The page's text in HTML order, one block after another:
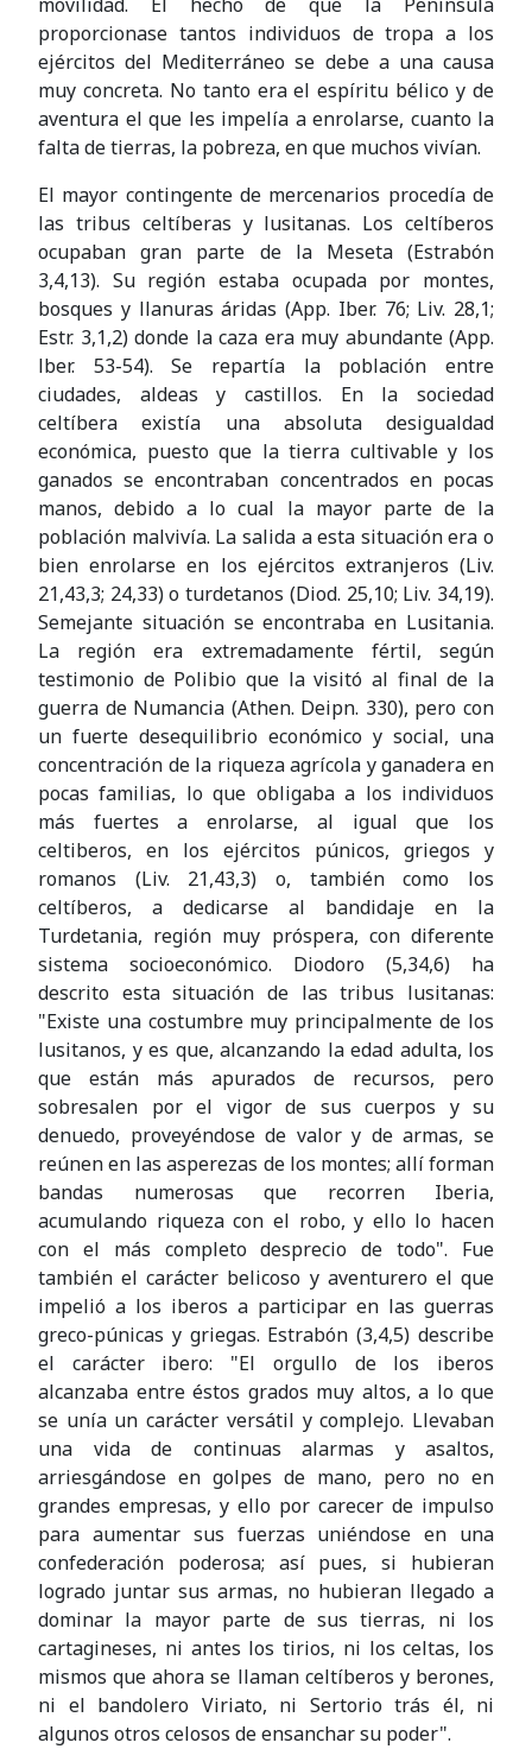
proporcionase tantos individuos de tropa a los
ejércitos del Mediterráneo se debe a una causa
muy concreta. No tanto era el espíritu bélico y de
aventura el que les impelía a enrolarse, cuanto la
falta de tierras, la pobreza, en que muchos vivían.
El mayor contingente de mercenarios procedía de
las tribus celtíberas y lusitanas. Los celtíberos
ocupaban gran parte de la Meseta (Estrabón
3,4,13). Su región estaba ocupada por montes,
bosques y llanuras áridas (App. Iber. 76; Liv. 28,1;
Estr. 3,1,2) donde la caza era muy abundante (App.
lber. 53-54). Se repartía la población entre
ciudades, aldeas y castillos. En la sociedad
celtíbera existía una absoluta desigualdad
económica, puesto que la tierra cultivable y los
ganados se encontraban concentrados en pocas
manos, debido a lo cual la mayor parte de la
población malvivía. La salida a esta situación era o
bien enrolarse en los ejércitos extranjeros (Liv.
21,43,3; 24,33) o turdetanos (Diod. 25,10; Liv. 34,19).
Semejante situación se encontraba en Lusitania.
La región era extremadamente fértil, según
testimonio de Polibio que la visitó al final de la
guerra de Numancia (Athen. Deipn. 330), pero con
un fuerte desequilibrio económico y social, una
concentración de la riqueza agrícola y ganadera en
pocas familias, lo que obligaba a los individuos
más fuertes a enrolarse, al igual que los
celtiberos, en los ejércitos púnicos, griegos y
romanos (Liv. 21,43,3) o, también como los
celtíberos, a dedicarse al bandidaje en la
Turdetania, región muy próspera, con diferente
sistema socioeconómico. Diodoro (5,34,6) ha
descrito esta situación de las tribus lusitanas:
"Existe una costumbre muy principalmente de los
lusitanos, y es que, alcanzando la edad adulta, los
que están más apurados de recursos, pero
sobresalen por el vigor de sus cuerpos y su
denuedo, proveyéndose de valor y de armas, se
reúnen en las asperezas de los montes; allí forman
bandas numerosas que recorren Iberia,
acumulando riqueza con el robo, y ello lo hacen
con el más completo desprecio de todo". Fue
también el carácter belicoso y aventurero el que
impelió a los iberos a participar en las guerras
greco-púnicas y griegas. Estrabón (3,4,5) describe
el carácter ibero: "El orgullo de los iberos
alcanzaba entre éstos grados muy altos, a lo que
se unía un carácter versátil y complejo. Llevaban
una vida de continuas alarmas y asaltos,
arriesgándose en golpes de mano, pero no en
grandes empresas, y ello por carecer de impulso
para aumentar sus fuerzas uniéndose en una
confederación poderosa; así pues, si hubieran
logrado juntar sus armas, no hubieran llegado a
dominar la mayor parte de sus tierras, ni los
cartagineses, ni antes los tirios, ni los celtas, los
mismos que ahora se llaman celtíberos y berones,
ni el bandolero Viriato, ni Sertorio trás él, ni
algunos otros celosos de ensanchar su poder".